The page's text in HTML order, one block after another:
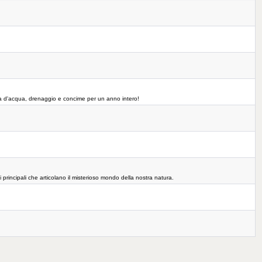
d'acqua, drenaggio e concime per un anno intero!
che articolano il misterioso mondo della nostra natura.